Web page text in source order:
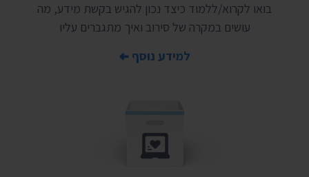
בואו לקרוא/ללמוד כיצד נכון להגיש בקשת מידע, מה
עושים במקרה של סירוב ואיך מתגברים עליו
למידע נוסף